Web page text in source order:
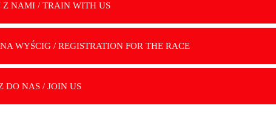
Z NAMI / TRAIN WITH US
WYŚCIG / REGISTRATION FOR THE RACE
DO NAS / JOIN US